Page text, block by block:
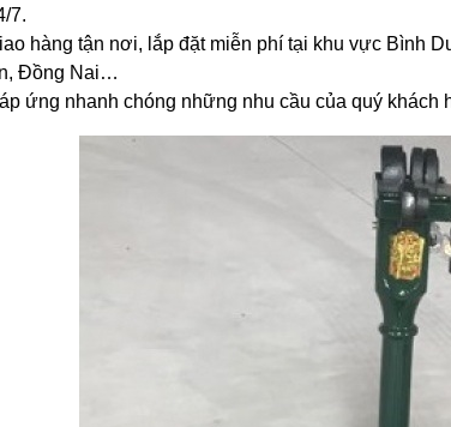
7.
hàng tận nơi, lắp đặt miễn phí tại khu vực Bình
Đồng Nai…
ứng nhanh chóng những nhu cầu của quý khách